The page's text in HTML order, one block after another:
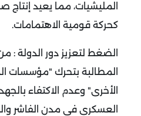
المليشيات، مما يعيد إنتاج
كحركة قومية الاهتمامات.
الضغط لتعزيز دور الدولة :
المطالبة بتحرك "مؤسسات
الأخرى" وعدم الاكتفاء
العسكري في مدن الفاشر